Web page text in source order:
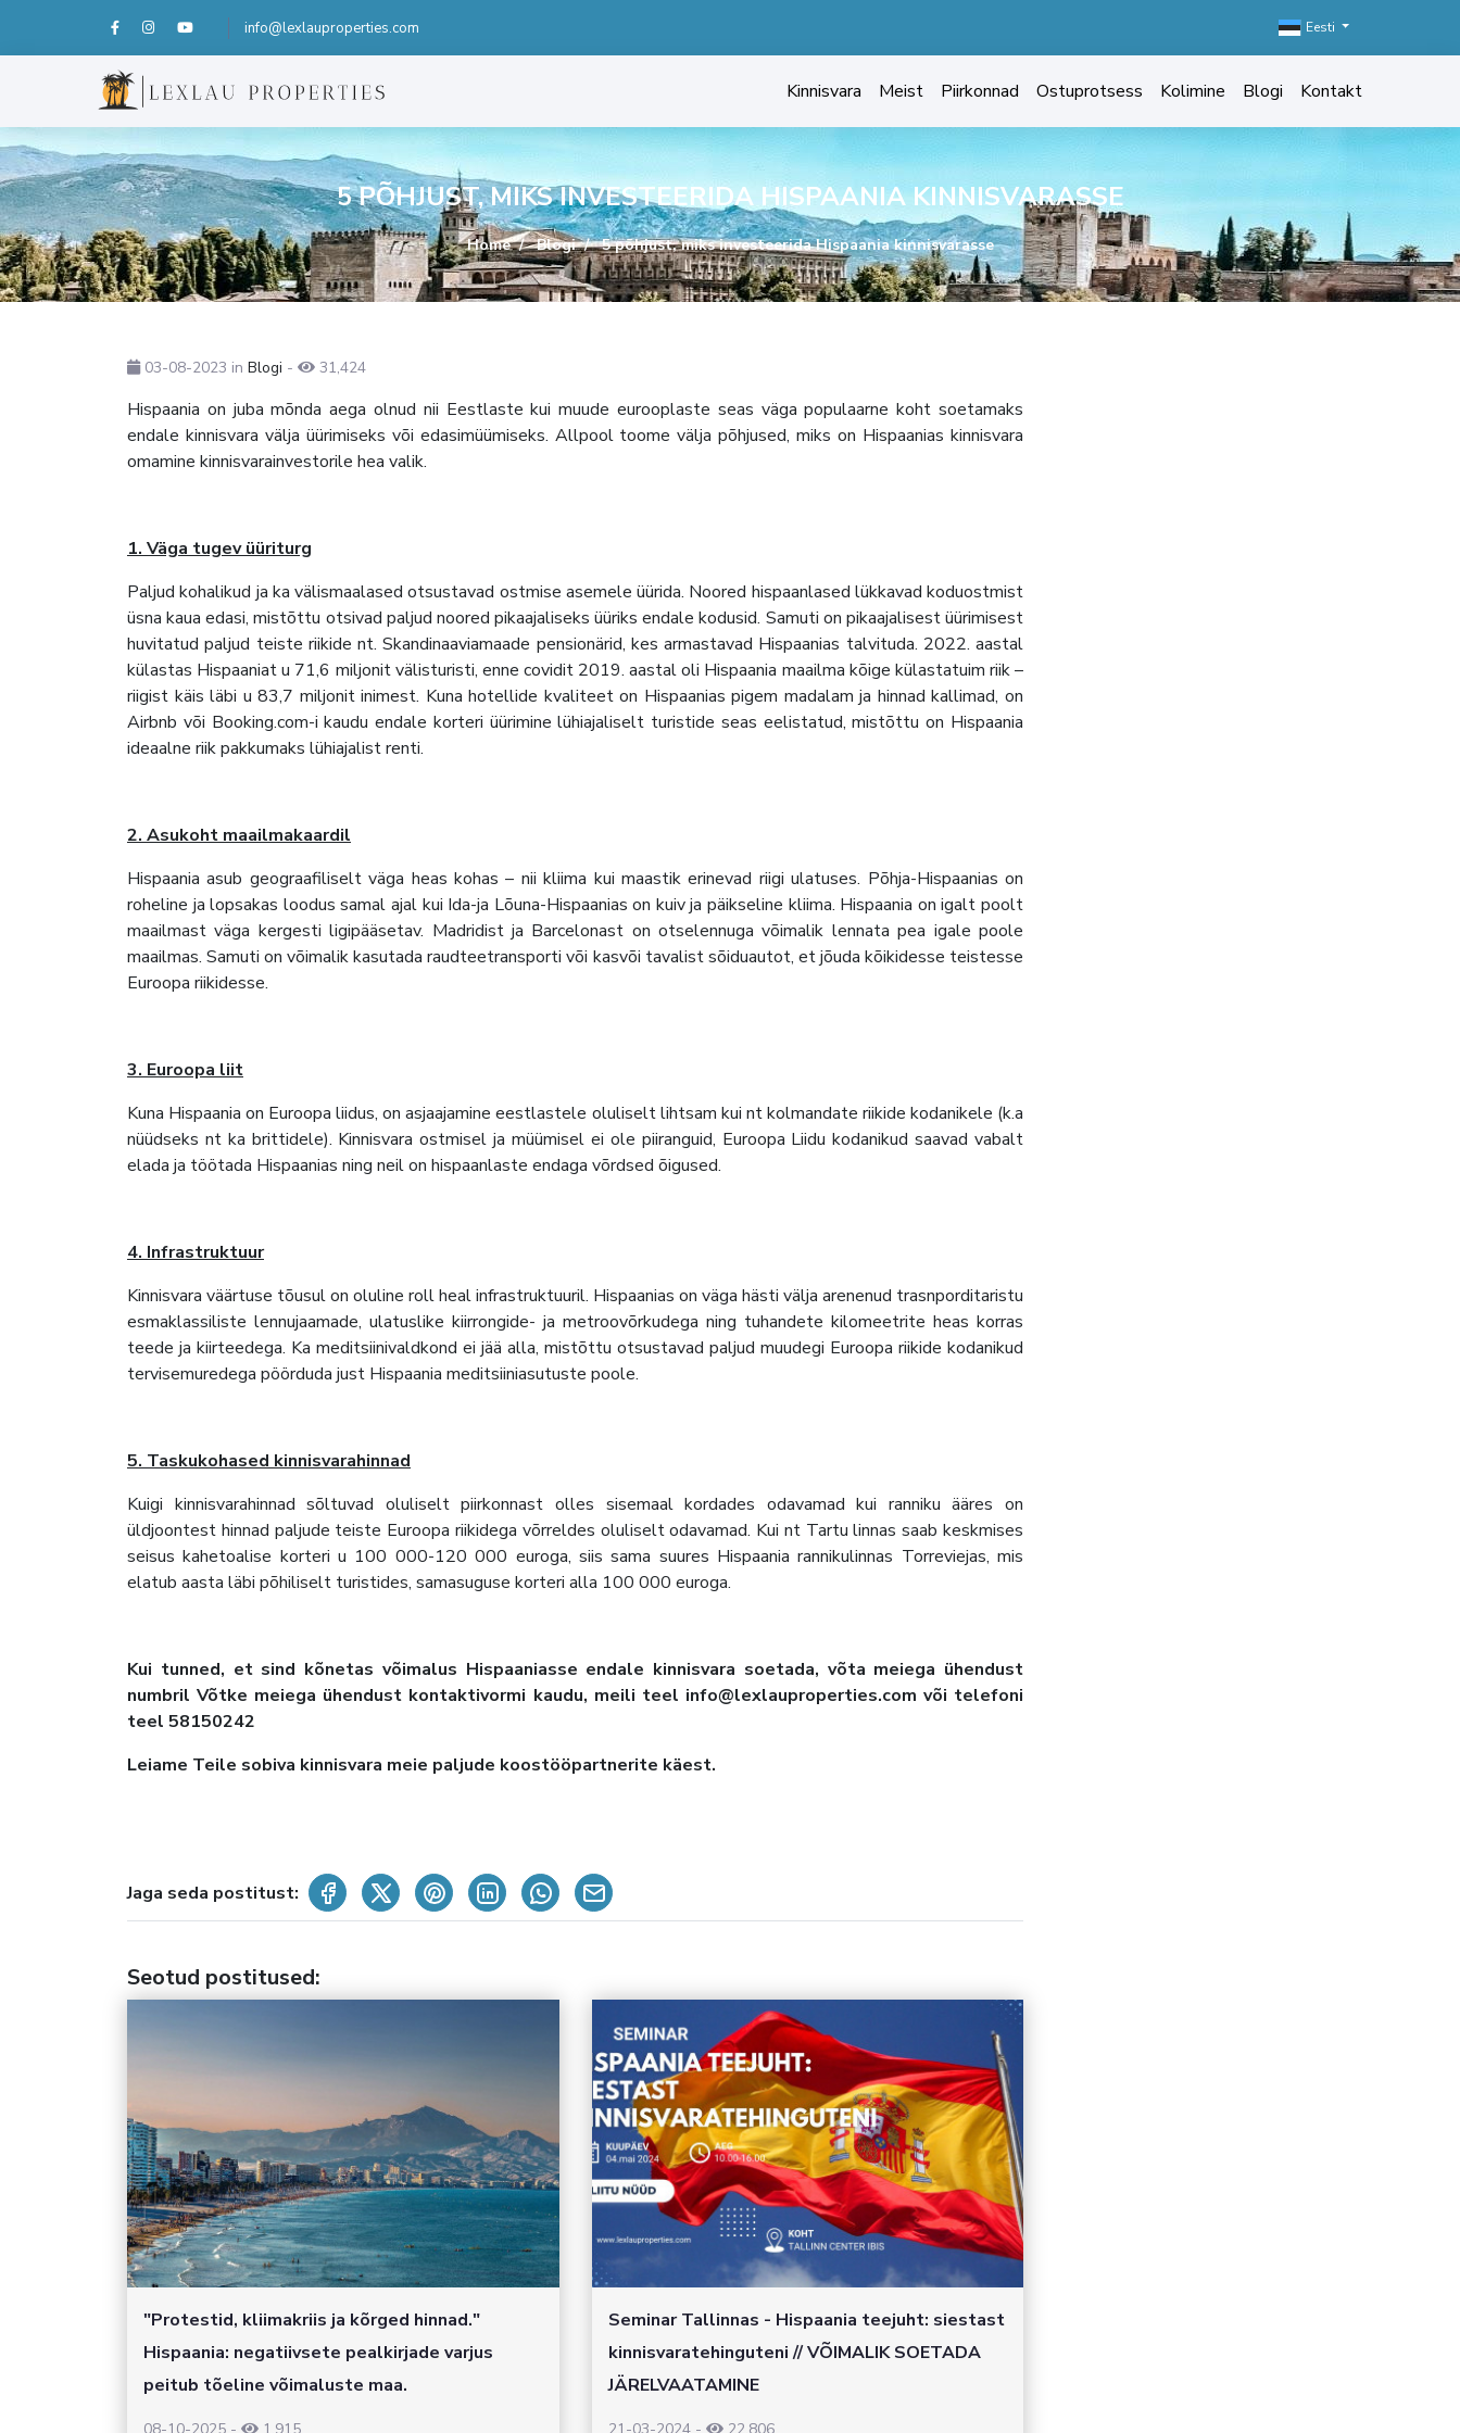
info@lexlauproperties.com Eesti
Kinnisvara Meist Piirkonnad Ostuprotsess Kolimine Blogi Kontakt
5 PÕHJUST, MIKS INVESTEERIDA HISPAANIA KINNISVARASSE
Home Blogi 5 põhjust, miks investeerida Hispaania kinnisvarasse
03-08-2023 in Blogi - 31,424
Hispaania on juba mõnda aega olnud nii Eestlaste kui muude eurooplaste seas väga populaarne koht soetamaks
endale kinnisvara välja üürimiseks või edasimüümiseks. Allpool toome välja põhjused, miks on Hispaanias kinnisvara
omamine kinnisvarainvestorile hea valik.
1. Väga tugev üüriturg
Paljud kohalikud ja ka välismaalased otsustavad ostmise asemele üürida. Noored hispaanlased lükkavad koduostmist
üsna kaua edasi, mistõttu otsivad paljud noored pikaajaliseks üüriks endale kodusid. Samuti on pikaajalisest üürimisest
huvitatud paljud teiste riikide nt. Skandinaaviamaade pensionärid, kes armastavad Hispaanias talvituda. 2022. aastal
külastas Hispaaniat u 71,6 miljonit välisturisti, enne covidit 2019. aastal oli Hispaania maailma kõige külastatuim riik –
riigist käis läbi u 83,7 miljonit inimest. Kuna hotellide kvaliteet on Hispaanias pigem madalam ja hinnad kallimad, on
Airbnb või Booking.com-i kaudu endale korteri üürimine lühiajaliselt turistide seas eelistatud, mistõttu on Hispaania
ideaalne riik pakkumaks lühiajalist renti.
2. Asukoht maailmakaardil
Hispaania asub geograafiliselt väga heas kohas – nii kliima kui maastik erinevad riigi ulatuses. Põhja-Hispaanias on
roheline ja lopsakas loodus samal ajal kui Ida-ja Lõuna-Hispaanias on kuiv ja päikseline kliima. Hispaania on igalt poolt
maailmast väga kergesti ligipääsetav. Madridist ja Barcelonast on otselennuga võimalik lennata pea igale poole
maailmas. Samuti on võimalik kasutada raudteetransporti või kasvõi tavalist sõiduautot, et jõuda kõikidesse teistesse
Euroopa riikidesse.
3. Euroopa liit
Kuna Hispaania on Euroopa liidus, on asjaajamine eestlastele oluliselt lihtsam kui nt kolmandate riikide kodanikele (k.a
nüüdseks nt ka brittidele). Kinnisvara ostmisel ja müümisel ei ole piiranguid, Euroopa Liidu kodanikud saavad vabalt
elada ja töötada Hispaanias ning neil on hispaanlaste endaga võrdsed õigused.
4. Infrastruktuur
Kinnisvara väärtuse tõusul on oluline roll heal infrastruktuuril. Hispaanias on väga hästi välja arenenud trasnporditaristu
esmaklassiliste lennujaamade, ulatuslike kiirrongide- ja metroovõrkudega ning tuhandete kilomeetrite heas korras
teede ja kiirteedega. Ka meditsiinivaldkond ei jää alla, mistõttu otsustavad paljud muudegi Euroopa riikide kodanikud
tervisemuredega pöörduda just Hispaania meditsiiniasutuste poole.
5. Taskukohased kinnisvarahinnad
Kuigi kinnisvarahinnad sõltuvad oluliselt piirkonnast olles sisemaal kordades odavamad kui ranniku ääres on
üldjoontest hinnad paljude teiste Euroopa riikidega võrreldes oluliselt odavamad. Kui nt Tartu linnas saab keskmises
seisus kahetoalise korteri u 100 000-120 000 euroga, siis sama suures Hispaania rannikulinnas Torreviejas, mis
elatub aasta läbi põhiliselt turistides, samasuguse korteri alla 100 000 euroga.
Kui tunned, et sind kõnetas võimalus Hispaaniasse endale kinnisvara soetada, võta meiega ühendust
numbril Võtke meiega ühendust kontaktivormi kaudu, meili teel info@lexlauproperties.com või telefoni
teel 58150242
Leiame Teile sobiva kinnisvara meie paljude koostööpartnerite käest.
Jaga seda postitust:
Seotud postitused:
"Protestid, kliimakriis ja kõrged hinnad."
Hispaania: negatiivsete pealkirjade varjus
peitub tõeline võimaluste maa.
08-10-2025 -
1,915
Seminar Tallinnas - Hispaania teejuht: siestast
kinnisvaratehinguteni // VÕIMALIK SOETADA
JÄRELVAATAMINE
21-03-2024- 22,806